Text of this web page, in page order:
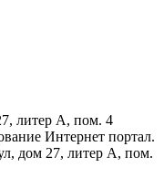
литер А, пом. 4
Интернет портал.
дом 27, литер А, пом.